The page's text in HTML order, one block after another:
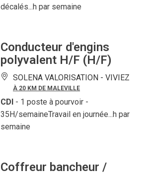
décalés...h par semaine
Conducteur d'engins
polyvalent H/F (H/F)
SOLENA VALORISATION - VIVIEZ
À 20 KM DE MALEVILLE
CDI - 1 poste à pourvoir -
35H/semaineTravail en journée...h par
semaine
Coffreur bancheur /